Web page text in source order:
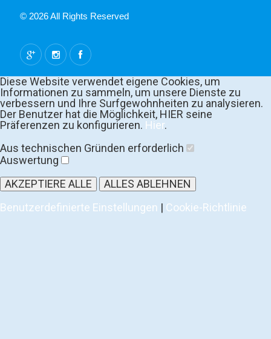
© 2026 All Rights Reserved
Diese Website verwendet eigene Cookies, um
Informationen zu sammeln, um unsere Dienste zu
verbessern und Ihre Surfgewohnheiten zu analysieren.
Der Benutzer hat die Möglichkeit, HIER seine
Präferenzen zu konfigurieren. Hier.
Aus technischen Gründen erforderlich
Auswertung
AKZEPTIERE ALLE
ALLES ABLEHNEN
Benutzerdefinierte Einstellungen | Cookie-Richtlinie